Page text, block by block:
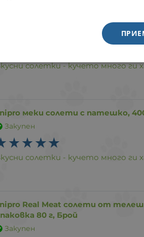
anipro меки солети с говеждо,
солетки - кучето много ги
меки солети с патешко,
Закупен
солетки - кучето много ги
Real Meat солети от
80 г, Брой
Закупен